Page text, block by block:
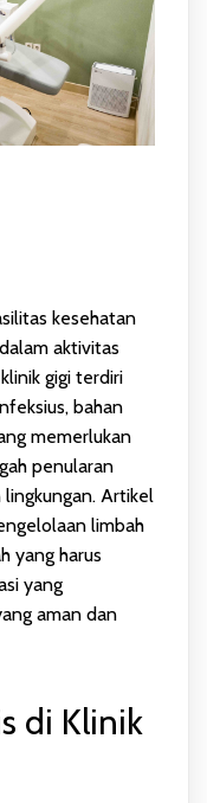
kesehatan
aktivitas
gigi terdiri
bahan
memerlukan
penularan
Artikel
limbah
yang harus
yang
aman dan
di Klinik